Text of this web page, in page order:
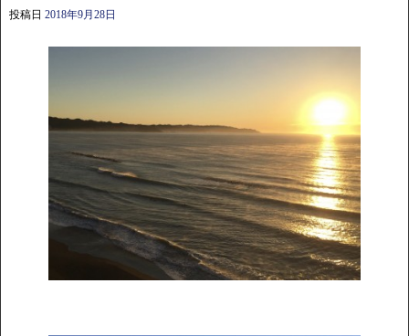
投稿日 2018年9月28日